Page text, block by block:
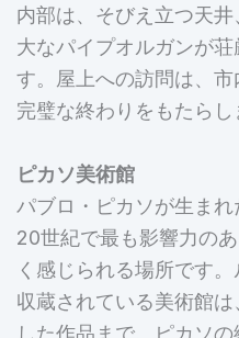
内部は、そびえ立つ天
大なパイプオルガンが
す。屋上への訪問は、
完璧な終わりをもたらし
ピカソ美術館
パブロ・ピカソが生まれ
20世紀で最も影響力の
く感じられる場所です
収蔵されている美術館
した作品まで、ピカソ